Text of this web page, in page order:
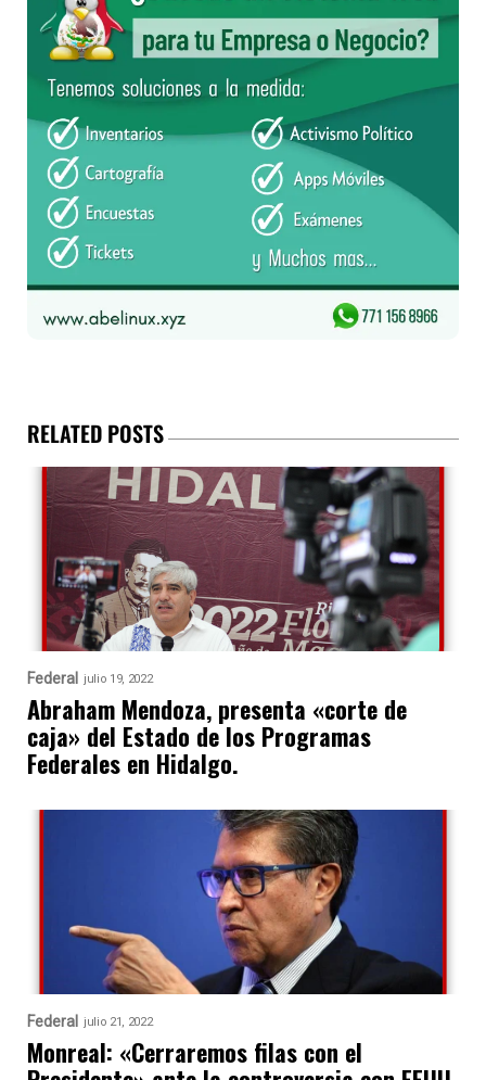
RELATED POSTS
Federal julio 19, 2022
Abraham Mendoza, presenta «corte de
caja» del Estado de los Programas
Federales en Hidalgo.
Federal julio 21, 2022
Monreal: «Cerraremos filas con el